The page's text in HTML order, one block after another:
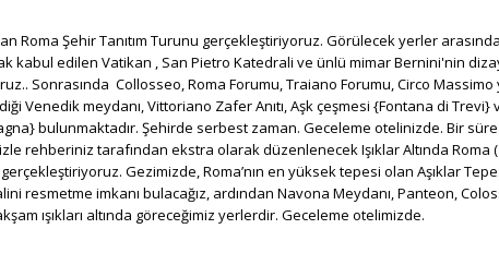
Roma Şehir Tanıtım Turunu gerçekleştiriyoruz. Görülecek yerler
kabul edilen Vatikan , San Pietro Katedrali ve ünlü mimar Bernini'nin
Sonrasında Collosseo, Roma Forumu, Traiano Forumu, Circo Massimo
Venedik meydanı, Vittoriano Zafer Anıtı, Aşk çeşmesi {Fontana di Trevi}
bulunmaktadır. Şehirde serbest zaman. Geceleme otelinizde. Bir
rehberiniz tarafından ekstra olarak düzenlenecek Işıklar Altında Roma (
Gezimizde, Roma’nın en yüksek tepesi olan Aşıklar
resmetme imkanı bulacağız, ardından Navona Meydanı, Panteon,
ışıkları altında göreceğimiz yerlerdir. Geceleme otelimizde.